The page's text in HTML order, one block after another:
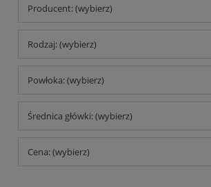
Producent: (wybierz)
Rodzaj: (wybierz)
Powłoka: (wybierz)
Średnica główki: (wybierz)
Cena: (wybierz)